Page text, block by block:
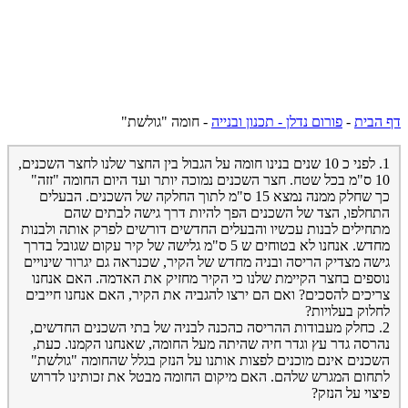
דף הבית - פורום נדלן - תכנון ובנייה - חומה "גולשת"
1. לפני כ 10 שנים בנינו חומה על הגבול בין החצר שלנו לחצר השכנים,
10 ס"מ בכל שטח. חצר השכנים נמוכה יותר ועד היום החומה "זזה"
כך שחלק ממנה נמצא 15 ס"מ לתוך החלקה של השכנים. הבעלים
התחלפו, הצד של השכנים הפך להיות דרך גישה לבתים שהם
מתחילים לבנות עכשיו והבעלים החדשים דורשים לפרק אותה ולבנות
מחדש. אנחנו לא בטוחים ש 5 ס"מ גלישה של קיר עקום שגובל בדרך
גישה מצדיק הריסה ובניה מחדש של הקיר, שכנראה גם יגרור שינויים
נוספים בחצר הקיימת שלנו כי הקיר מחזיק את האדמה. האם אנחנו
צריכים להסכים? ואם הם ירצו להגביה את הקיר, האם אנחנו חייבים
לחלוק בעלויות?
2. כחלק מעבודות ההריסה כהכנה לבניה של בתי השכנים החדשים,
נהרסה גדר עץ וגדר חיה שהיתה מעל החומה, שאנחנו הקמנו. כעת,
השכנים אינם מוכנים לפצות אותנו על הנזק בגלל שהחומה "גולשת"
לתחום המגרש שלהם. האם מיקום החומה מבטל את זכותינו לדרוש
פיצוי על הנזק?